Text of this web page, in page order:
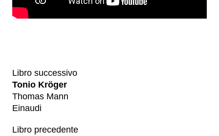
Libro successivo
Tonio Kröger
Thomas Mann
Einaudi
Libro precedente